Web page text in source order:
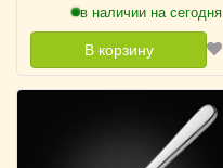
в наличии на сегодня
В корзину